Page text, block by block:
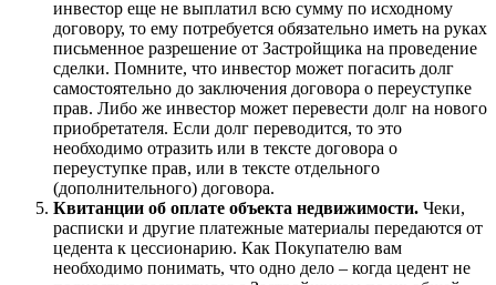
инвестор еще не выплатил всю сумму по исходному
договору, то ему потребуется обязательно иметь на руках
письменное разрешение от Застройщика на проведение
сделки. Помните, что инвестор может погасить долг
самостоятельно до заключения договора о переуступке
прав. Либо же инвестор может перевести долг на нового
приобретателя. Если долг переводится, то это
необходимо отразить или в тексте договора о
переуступке прав, или в тексте отдельного
(дополнительного) договора.
Квитанции об оплате объекта недвижимости. Чеки,
расписки и другие платежные материалы передаются от
цедента к цессионарию. Как Покупателю вам
необходимо понимать, что одно дело – когда цедент не